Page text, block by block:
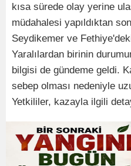
kısa sürede olay yerine
müdahalesi yapıldıktan
Seydikemer ve
Yaralılardan birinin
bilgisi de gündeme geldi.
sebep olması nedeniyle
Yetkililer, kazayla ilgili